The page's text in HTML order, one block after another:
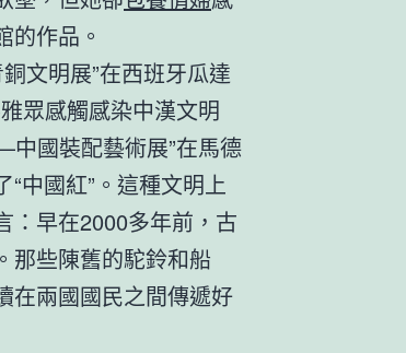
的作品。
文明展”在西班牙瓜達
眾感觸感染中漢文明
國裝配藝術展”在馬德
中國紅”。這種文明上
：早在2000多年前，古
那些陳舊的駝鈴和船
在兩國國民之間傳遞好